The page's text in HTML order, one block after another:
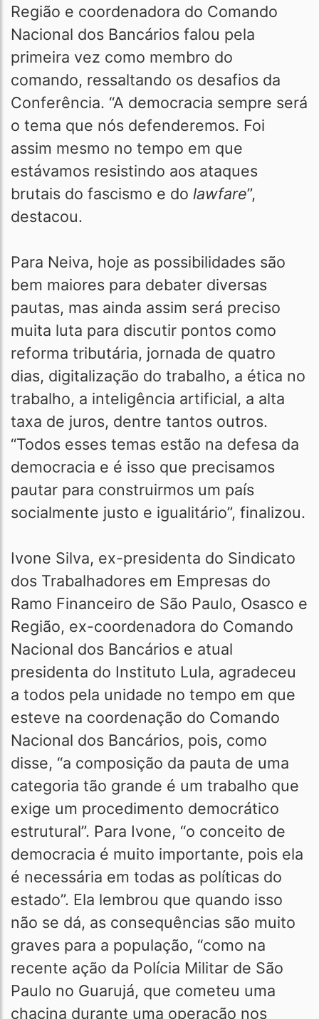
Região e coordenadora do Comando
Nacional dos Bancários falou pela
primeira vez como membro do
comando, ressaltando os desafios da
Conferência. “A democracia sempre será
o tema que nós defenderemos. Foi
assim mesmo no tempo em que
estávamos resistindo aos ataques
brutais do fascismo e do lawfare”,
destacou.
Para Neiva, hoje as possibilidades são
bem maiores para debater diversas
pautas, mas ainda assim será preciso
muita luta para discutir pontos como
reforma tributária, jornada de quatro
dias, digitalização do trabalho, a ética no
trabalho, a inteligência artificial, a alta
taxa de juros, dentre tantos outros.
“Todos esses temas estão na defesa da
democracia e é isso que precisamos
pautar para construirmos um país
socialmente justo e igualitário”, finalizou.
Ivone Silva, ex-presidenta do Sindicato
dos Trabalhadores em Empresas do
Ramo Financeiro de São Paulo, Osasco e
Região, ex-coordenadora do Comando
Nacional dos Bancários e atual
presidenta do Instituto Lula, agradeceu
a todos pela unidade no tempo em que
esteve na coordenação do Comando
Nacional dos Bancários, pois, como
disse, “a composição da pauta de uma
categoria tão grande é um trabalho que
exige um procedimento democrático
estrutural”. Para Ivone, “o conceito de
democracia é muito importante, pois ela
é necessária em todas as políticas do
estado”. Ela lembrou que quando isso
não se dá, as consequências são muito
graves para a população, “como na
recente ação da Polícia Militar de São
Paulo no Guarujá, que cometeu uma
chacina durante uma operação nos